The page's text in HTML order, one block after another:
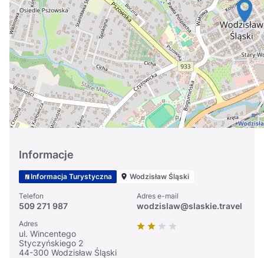
Informacje
Informacja Turystyczna Wodzisław Śląski
Telefon
509 271 987
Adres e-mail
wodzislaw@slaskie.travel
Adres
ul. Wincentego
Styczyńskiego 2
44-300 Wodzisław Śląski